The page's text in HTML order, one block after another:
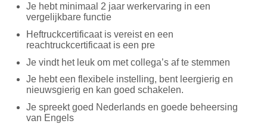
Je hebt minimaal 2 jaar werkervaring in een
vergelijkbare functie
Heftruckcertificaat is vereist en een
reachtruckcertificaat is een pre
Je vindt het leuk om met collega’s af te stemmen
Je hebt een flexibele instelling, bent leergierig en
nieuwsgierig en kan goed schakelen.
Je spreekt goed Nederlands en goede beheersing
van Engels